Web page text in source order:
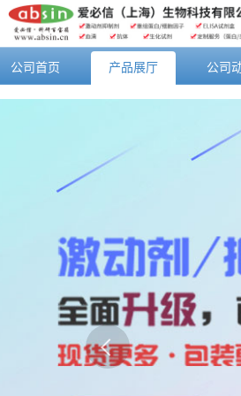
公司首页 产品展厅 公司